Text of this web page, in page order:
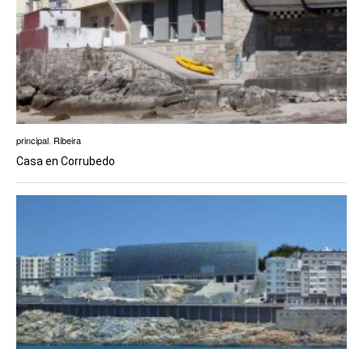
principal Ribeira
Casa en Corrubedo